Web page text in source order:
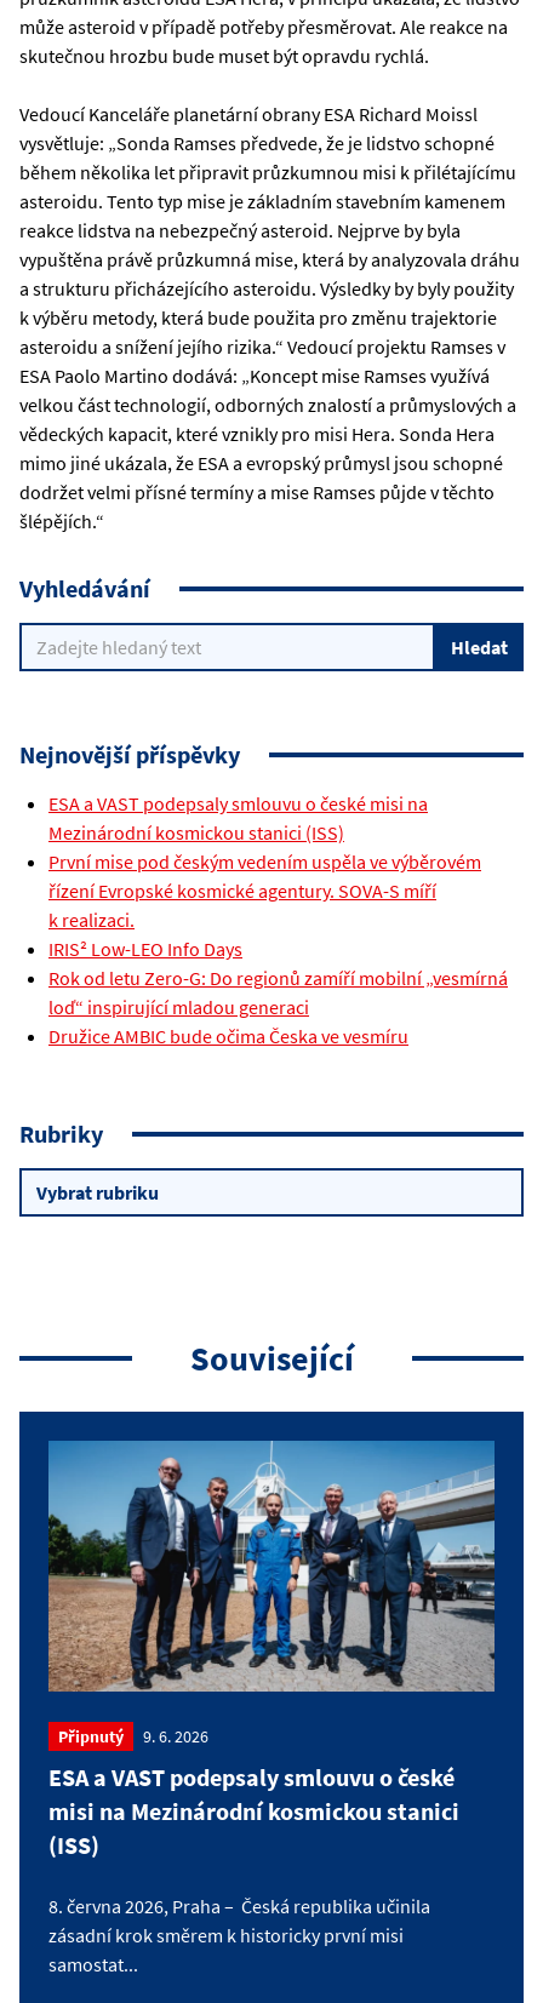
může asteroid v případě potřeby přesměrovat. Ale reakce na
skutečnou hrozbu bude muset být opravdu rychlá.
Vedoucí Kanceláře planetární obrany ESA Richard Moissl
vysvětluje: „Sonda Ramses předvede, že je lidstvo schopné
během několika let připravit průzkumnou misi k přilétajícímu
asteroidu. Tento typ mise je základním stavebním kamenem
reakce lidstva na nebezpečný asteroid. Nejprve by byla
vypuštěna právě průzkumná mise, která by analyzovala dráhu
a strukturu přicházejícího asteroidu. Výsledky by byly použity
k výběru metody, která bude použita pro změnu trajektorie
asteroidu a snížení jejího rizika.“ Vedoucí projektu Ramses v
ESA Paolo Martino dodává: „Koncept mise Ramses využívá
velkou část technologií, odborných znalostí a průmyslových a
vědeckých kapacit, které vznikly pro misi Hera. Sonda Hera
mimo jiné ukázala, že ESA a evropský průmysl jsou schopné
dodržet velmi přísné termíny a mise Ramses půjde v těchto
šlépějích.“
Vyhledávání
Nejnovější příspěvky
ESA a VAST podepsaly smlouvu o české misi na
Mezinárodní kosmickou stanici (ISS)
První mise pod českým vedením uspěla ve výběrovém
řízení Evropské kosmické agentury. SOVA-S míří
k realizaci.
IRIS² Low-LEO Info Days
Rok od letu Zero-G: Do regionů zamíří mobilní „vesmírná
loď“ inspirující mladou generaci
Družice AMBIC bude očima Česka ve vesmíru
Rubriky
Rubriky
Související
Připnutý 9. 6. 2026
ESA a VAST podepsaly smlouvu o české
misi na Mezinárodní kosmickou stanici
(ISS)
8. června 2026, Praha – Česká republika učinila
zásadní krok směrem k historicky první misi
samostat...